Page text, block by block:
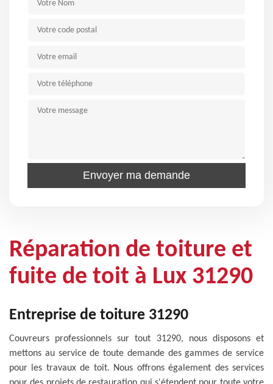
Réparation de toiture et
fuite de toit à Lux 31290
Entreprise de toiture 31290
Couvreurs professionnels sur tout 31290, nous disposons et
mettons au service de toute demande des gammes de service
pour les travaux de toit. Nous offrons également des services